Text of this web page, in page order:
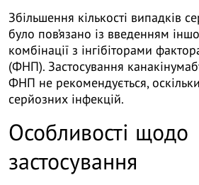
Збільшення кількості випадків
було пов’язано із введенням
комбінації з інгібіторами
(ФНП). Застосування
ФНП не рекомендується,
серйозних інфекцій.
Особливості щодо
застосування